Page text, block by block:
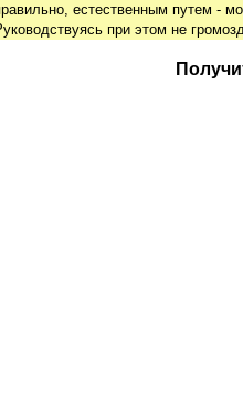
естественным путем -
при этом не